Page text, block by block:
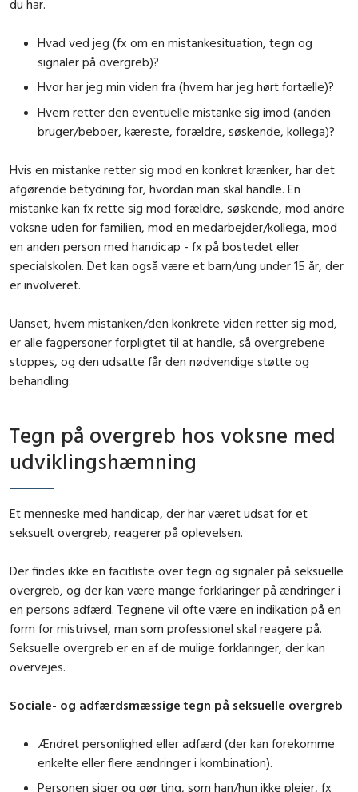
du har.
Hvad ved jeg (fx om en mistankesituation, tegn og
signaler på overgreb)?
Hvor har jeg min viden fra (hvem har jeg hørt fortælle)?
Hvem retter den eventuelle mistanke sig imod (anden
bruger/beboer, kæreste, forældre, søskende, kollega)?
Hvis en mistanke retter sig mod en konkret krænker, har det
afgørende betydning for, hvordan man skal handle. En
mistanke kan fx rette sig mod forældre, søskende, mod andre
voksne uden for familien, mod en medarbejder/kollega, mod
en anden person med handicap - fx på bostedet eller
specialskolen. Det kan også være et barn/ung under 15 år, der
er involveret.
Uanset, hvem mistanken/den konkrete viden retter sig mod,
er alle fagpersoner forpligtet til at handle, så overgrebene
stoppes, og den udsatte får den nødvendige støtte og
behandling.
Tegn på overgreb hos voksne med
udviklingshæmning
Et menneske med handicap, der har været udsat for et
seksuelt overgreb, reagerer på oplevelsen.
Der findes ikke en facitliste over tegn og signaler på seksuelle
overgreb, og der kan være mange forklaringer på ændringer i
en persons adfærd. Tegnene vil ofte være en indikation på en
form for mistrivsel, man som professionel skal reagere på.
Seksuelle overgreb er en af de mulige forklaringer, der kan
overvejes.
Sociale- og adfærdsmæssige tegn på seksuelle overgreb
Ændret personlighed eller adfærd (der kan forekomme
enkelte eller flere ændringer i kombination).
Personen siger og gør ting, som han/hun ikke plejer, fx